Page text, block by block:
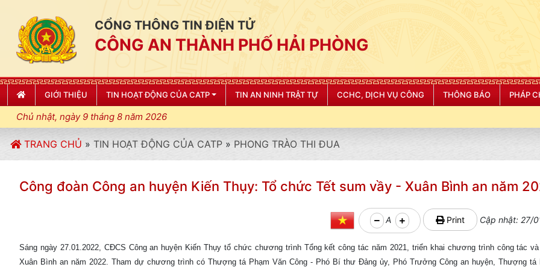
CỔNG THÔNG TIN ĐIỆN TỬ
CÔNG AN THÀNH PHỐ HẢI PHÒNG
GIỚI THIỆU TIN HOẠT ĐỘNG CỦA CATP TIN AN NINH TRẬT TỰ CCHC, DỊCH VỤ CÔNG THÔNG BÁO PHÁP
Chủ nhật, ngày 9 tháng 8 năm 2026
TRANG CHỦ » TIN HOẠT ĐỘNG CỦA CATP » PHONG TRÀO THI ĐUA
Công đoàn Công an huyện Kiến Thụy: Tổ chức Tết sum vầy - Xuân Bình an năm
A Print Cập nhật: 27/
Sáng ngày 27.01.2022, CĐCS Công an huyện Kiến Thụy tổ chức chương trình Tổng kết công tác năm 2021, triển khai chương trình công tác
Xuân Bình an năm 2022. Tham dự chương trình có Thượng tá Phạm Văn Công - Phó Bí thư Đảng ủy, Phó Trưởng Công an huyện, Thượng tá